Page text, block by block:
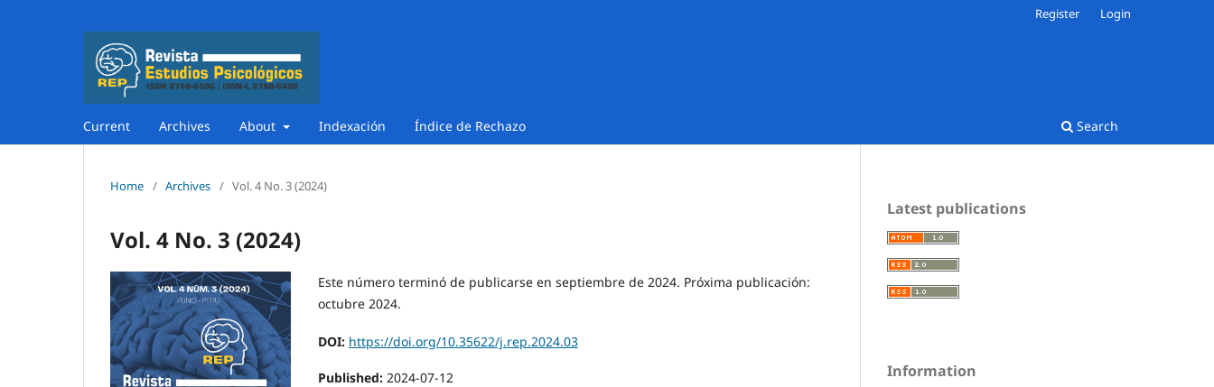
Current Archives About Indexación Índice de Rechazo Search
Register Login
Home / Archives / Vol. 4 No. 3 (2024)
Vol. 4 No. 3 (2024)
Este número terminó de publicarse en septiembre de 2024. Próxima publicación:
octubre 2024.
DOI: https://doi.org/10.35622/j.rep.2024.03
Published: 2024-07-12
Latest publications
Information